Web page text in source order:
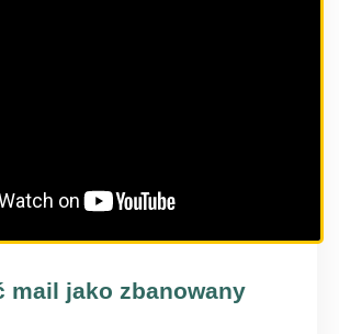
mail jako zbanowany